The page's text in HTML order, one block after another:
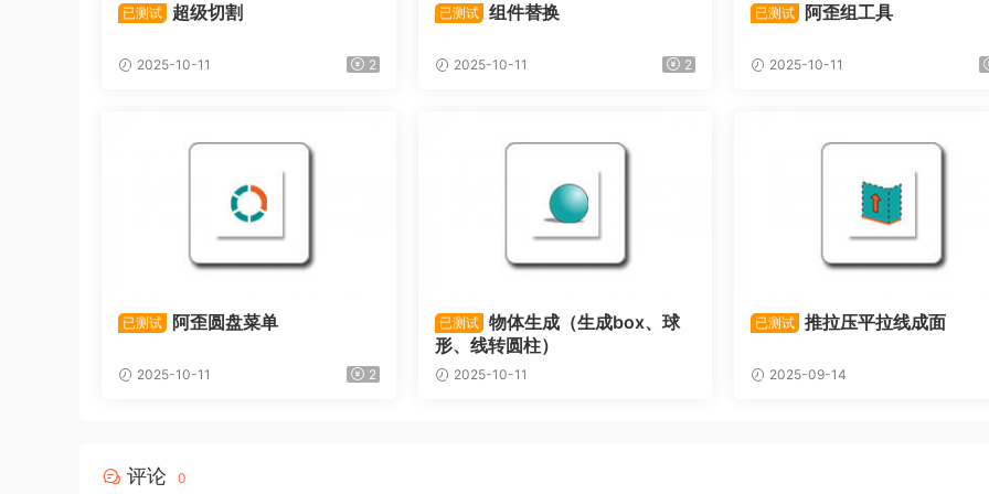
已测试 超级切割
2025-10-11 2
已测试 组件替换
2025-10-11 2
已测试 阿歪组工具
2025-10-11
已测试 阿歪圆盘菜单
2025-10-11 2
已测试
物体生成（生成box、球
形、线转圆柱）
2025-10-11
已测试 推拉压平拉线成面
2025-09-14
评论 0